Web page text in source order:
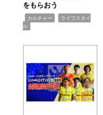
をもらおう
カルチャー
ライフスタイ
ル